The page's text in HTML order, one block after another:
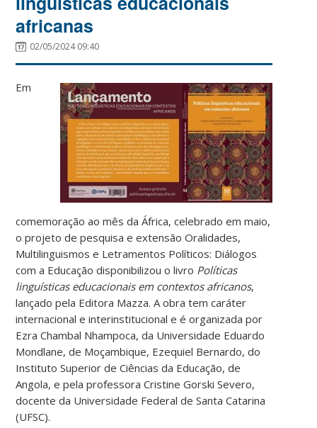
africanas
02/05/2024 09:40
Em
comemoração ao mês da África, celebrado em maio,
o projeto de pesquisa e extensão Oralidades,
Multilinguismos e Letramentos Políticos: Diálogos
com a Educação disponibilizou o livro Políticas
linguísticas educacionais em contextos africanos,
lançado pela Editora Mazza. A obra tem caráter
internacional e interinstitucional e é organizada por
Ezra Chambal Nhampoca, da Universidade Eduardo
Mondlane, de Moçambique, Ezequiel Bernardo, do
Instituto Superior de Ciências da Educação, de
Angola, e pela professora Cristine Gorski Severo,
docente da Universidade Federal de Santa Catarina
(UFSC).